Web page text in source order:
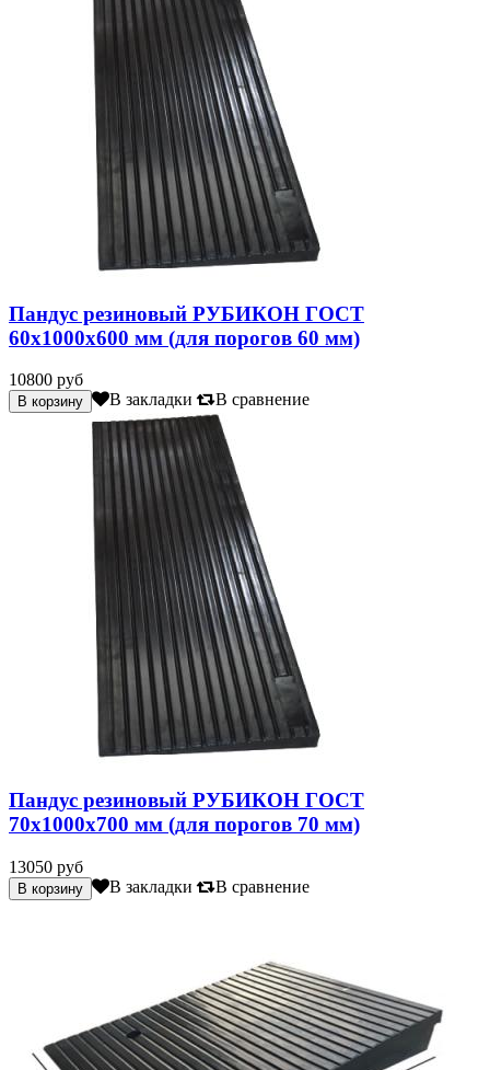
Пандус резиновый РУБИКОН ГОСТ
60х1000х600 мм (для порогов 60 мм)
10800 руб
В закладки В сравнение
Пандус резиновый РУБИКОН ГОСТ
70х1000х700 мм (для порогов 70 мм)
13050 руб
В закладки В сравнение